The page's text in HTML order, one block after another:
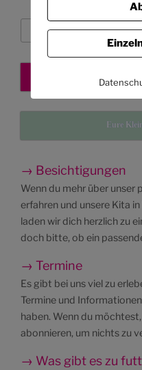
Kita-
Eure
→ Besichtigungen
Wenn du mehr über unser
erfahren und unsere Kita
laden wir dich herzlich zu
doch bitte, ob ein
→ Termine
Es gibt bei uns viel zu
Termine und
haben. Wenn du
abonnieren, um nichts zu
→ Was gibt es zu